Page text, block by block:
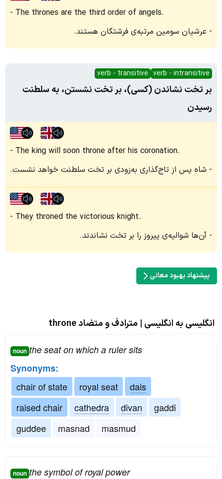
The thrones are the third order of angels.
عرشیان سومین مرتبه‌ی فرشتگان هستند.
verb - intransitive
verb - transitive
بر تخت نشاندن (کسی)، بر تخت نشستن، به سلطنت
رسیدن
The king will soon throne after his coronation.
شاه پس از تاج‌گذاری به‌زودی بر تخت سلطنت خواهد نشست.
They throned the victorious knight.
آن‌ها شوالیه‌ی پیروز را بر تخت نشاندند.
پیشنهاد بهبود معانی
انگلیسی به انگلیسی | مترادف و متضاد throne
noun the seat on which a ruler sits
Synonyms:
chair of state
royal seat
dais
raised chair
cathedra divan
gaddi
guddee
masnad masmud
noun the symbol of royal power